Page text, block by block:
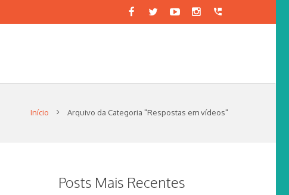
Início Arquivo da Categoria "Respostas em vídeos"
Posts Mais Recentes